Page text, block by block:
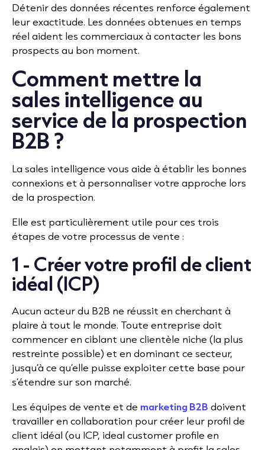
Détenir des données récentes renforce également
leur exactitude. Les données obtenues en temps
réel aident les commerciaux à contacter les bons
prospects au bon moment.
Comment mettre la
sales intelligence au
service de la prospection
B2B ?
La sales intelligence vous aide à établir les bonnes
connexions et à personnaliser votre approche lors
de la prospection.
Elle est particulièrement utile pour ces trois
étapes de votre processus de vente :
1 - Créer votre profil de client
idéal (ICP)
Aucun acteur du B2B ne réussit en cherchant à
plaire à tout le monde. Toute entreprise doit
commencer en ciblant une clientèle niche (la plus
restreinte possible) et en dominant ce secteur,
jusqu’à ce qu’elle puisse exploiter cette base pour
s’étendre sur son marché.
Les équipes de vente et de marketing B2B doivent
travailler en collaboration pour créer leur profil de
client idéal (ou ICP, ideal customer profile en